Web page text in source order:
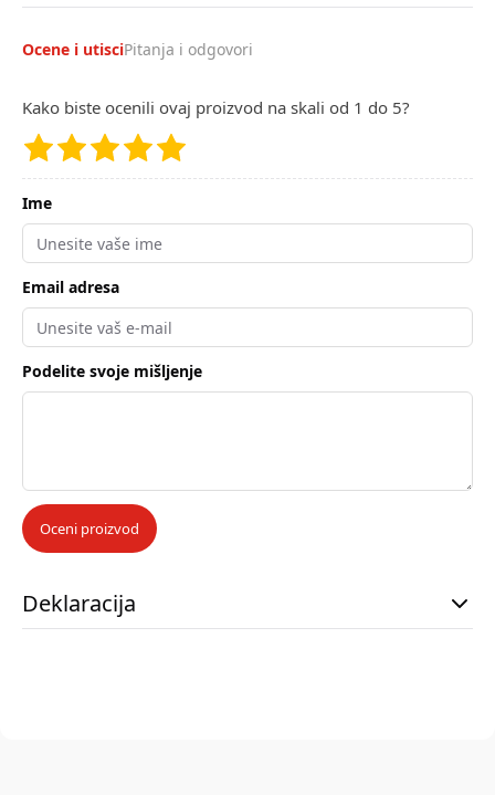
Ocene i utisciPitanja i odgovori
Kako biste ocenili ovaj proizvod na skali od 1 do 5?
Ime
Email adresa
Podelite svoje mišljenje
Oceni proizvod
Deklaracija